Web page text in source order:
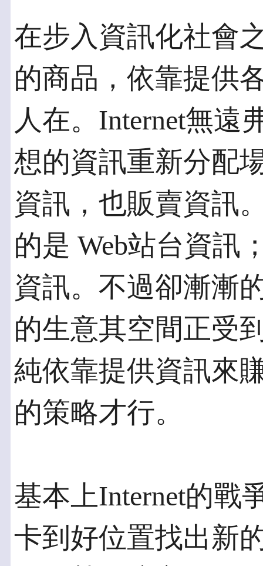
在步入資訊化社會
的商品，依靠提供
人在。Internet無遠
想的資訊重新分配
資訊，也販賣資訊
的是 Web站台資訊
資訊。不過卻漸漸
的生意其空間正受
純依靠提供資訊來
的策略才行。
基本上Internet的戰
卡到好位置找出新